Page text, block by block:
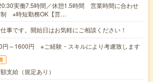
実働7.5時間／休憩1.5時間 営業時間に合わせ
制 ※時短勤務OK【営…
事です。開始日はお気軽にご相談ください！
円～1600円 ※ご経験・スキルにより考慮致します
支給（規定あり）